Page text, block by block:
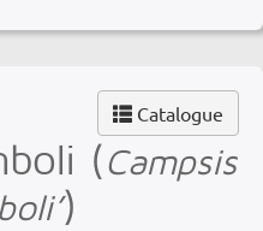
Catalogue
(Campsis
)